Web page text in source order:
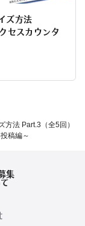
ズ方法
セスカウンタ
法 Part.3（全5回）
稿編～
集